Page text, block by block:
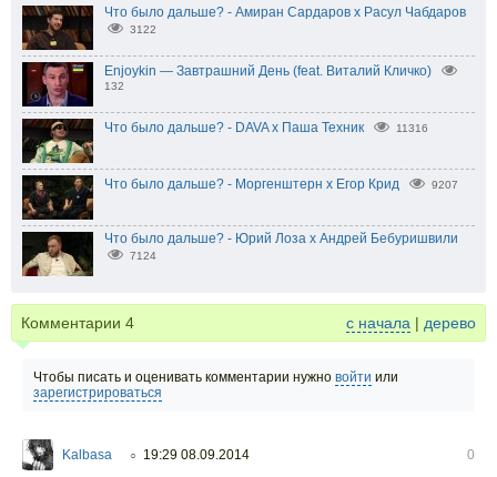
Что было дальше? - Амиран Сардаров х Расул Чабдаров
3122
Enjoykin — Завтрашний День (feat. Виталий Кличко)
132
Что было дальше? - DAVA х Паша Техник 11316
Что было дальше? - Моргенштерн x Егор Крид 9207
Что было дальше? - Юрий Лоза х Андрей Бебуришвили
7124
Комментарии 4 с начала | дерево
Чтобы писать и оценивать комментарии нужно войти или
зарегистрироваться
Kalbasa ○ 19:29 08.09.2014
0